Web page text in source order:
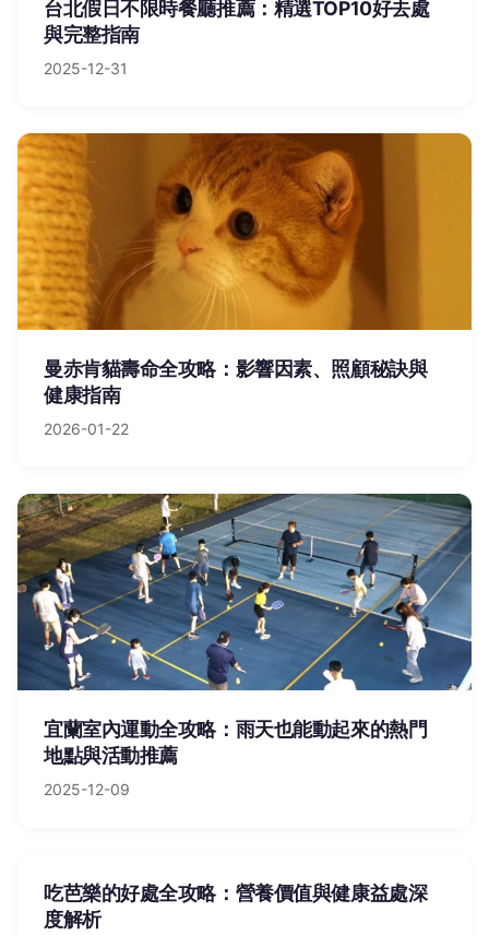
台北假日不限時餐廳推薦：精選TOP10好去處
與完整指南
2025-12-31
曼赤肯貓壽命全攻略：影響因素、照顧秘訣與
健康指南
2026-01-22
宜蘭室內運動全攻略：雨天也能動起來的熱門
地點與活動推薦
2025-12-09
吃芭樂的好處全攻略：營養價值與健康益處深
度解析